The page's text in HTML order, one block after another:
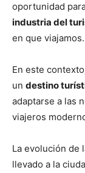
oportunidad
industria del
en que viajamos.
En este
un destino
adaptarse a las
viajeros
La evolución de
llevado a la